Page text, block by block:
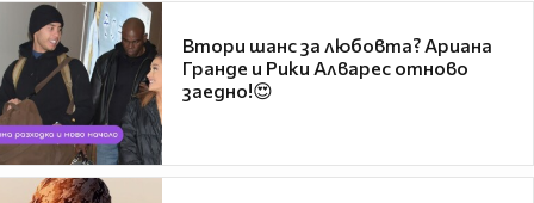
Втори шанс за любовта? Ариана
Гранде и Рики Алварес отново
заедно!😍